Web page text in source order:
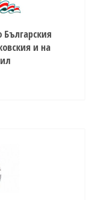
и на